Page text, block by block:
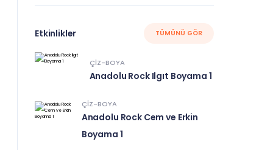
Etkinlikler TÜMÜNÜ GÖR
ÇIZ-BOYA
Anadolu Rock Ilgıt Boyama 1
ÇIZ-BOYA
Anadolu Rock Cem ve Erkin
Boyama 1